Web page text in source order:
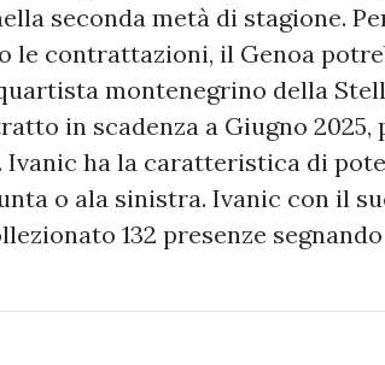
seconda metà di stagione.
le contrattazioni, il Genoa
montenegrino della
in scadenza a Giugno
Ivanic ha la caratteristica di
o ala sinistra. Ivanic con il
132 presenze